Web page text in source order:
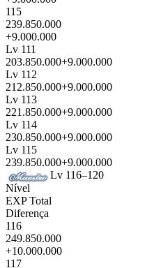
115
239.850.000
+9.000.000
Lv 111
203.850.000+9.000.000
Lv 112
212.850.000+9.000.000
Lv 113
221.850.000+9.000.000
Lv 114
230.850.000+9.000.000
Lv 115
239.850.000+9.000.000
Lv 116–120
Nível
EXP Total
Diferença
116
249.850.000
+10.000.000
117